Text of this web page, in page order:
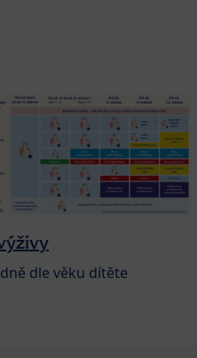
dle věku dítěte